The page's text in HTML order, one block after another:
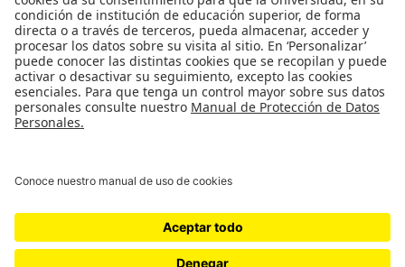
Línea de Transparencia Uniandes
Protección de datos Personales
Transparencia y Acceso a Información Pública
1297 del 30 de mayo de 1964.Reconocimiento
personería jurídica: Resolución 28 del 23 de febrero de